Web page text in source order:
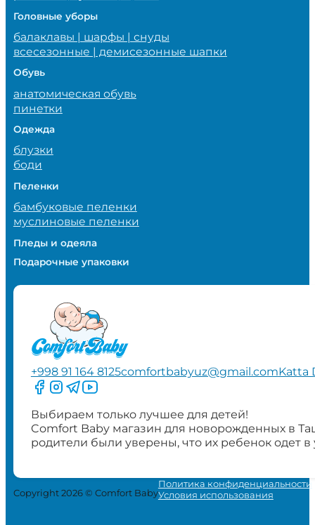
Головные уборы
балаклавы | шарфы | снуды
всесезонные | демисезонные шапки
Обувь
анатомическая обувь
пинетки
Одежда
блузки
боди
Пеленки
бамбуковые пеленки
муслиновые пеленки
Пледы и одеяла
Подарочные упаковки
+998 91 164 8125comfortbabyuz@gmail.comKatta
Следите за нами на Facebook
Следите за нами в Instagram
Следите за нами в Telegram
Следите за нами в YouTube
Выбираем только лучшее для детей!
Comfort Baby магазин для новорожденных в
родители были уверены, что их ребенок одет
Copyright 2026 © Comfort Baby
Политика конфиденциальности
Условия использования